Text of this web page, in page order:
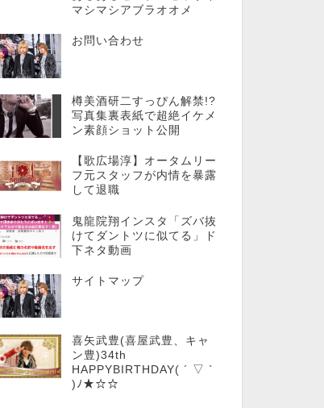
マシマシアブラオオメ
お問い合わせ
樽美酒研二すっぴん解禁!?
写真集裏表紙で超絶イケメ
ン素顔ショット公開
【歌広場淳】オータムリー
フ元スタッフが内情を暴露
して退職
鬼龍院翔インスタ「ズバ抜
けてダントツに似てる」ド
下ネタ動画
サイトマップ
喜矢武豊(喜屋武豊、キャ
ン豊)34th
HAPPYBIRTHDAY( ´ ▽ `
)ﾉ★☆☆